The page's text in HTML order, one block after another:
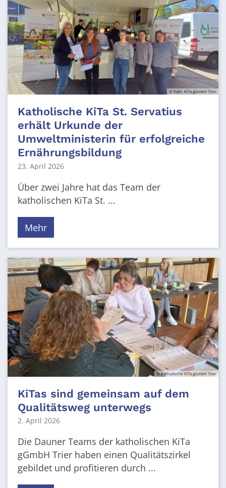
© Kath. KiTa gGmbH Trier
Katholische KiTa St. Servatius
erhält Urkunde der
Umweltministerin für erfolgreiche
Ernährungsbildung
23. April 2026
Über zwei Jahre hat das Team der
katholischen KiTa St. ...
Mehr
© Katholische KiTa gGmbH Trier
KiTas sind gemeinsam auf dem
Qualitätsweg unterwegs
2. April 2026
Die Dauner Teams der katholischen KiTa
gGmbH Trier haben einen Qualitätszirkel
gebildet und profitieren durch ...